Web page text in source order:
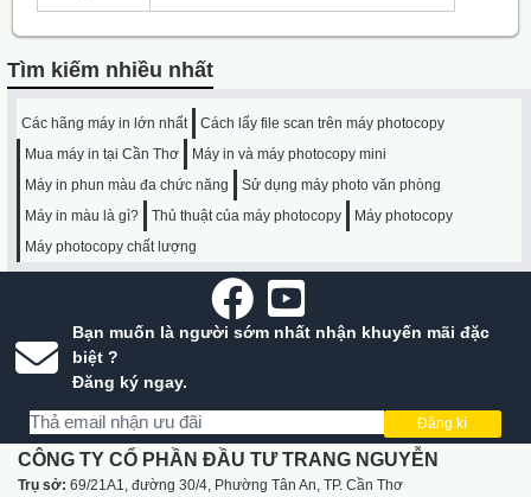
Tìm kiếm nhiều nhất
Các hãng máy in lớn nhất
Cách lấy file scan trên máy photocopy
Mua máy in tại Cần Thơ
Máy in và máy photocopy mini
Máy in phun màu đa chức năng
Sử dụng máy photo văn phòng
Máy in màu là gì?
Thủ thuật của máy photocopy
Máy photocopy
Máy photocopy chất lượng
Bạn muốn là người sớm nhất nhận khuyến mãi đặc
biệt ?
Đăng ký ngay.
Đăng kí
CÔNG TY CỔ PHẦN ĐẦU TƯ TRANG NGUYỄN
Trụ sở: 69/21A1, đường 30/4, Phường Tân An, TP. Cần Thơ